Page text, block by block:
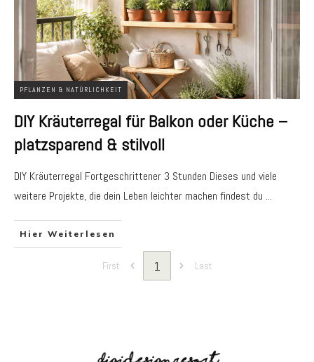
PFLANZEN & NATÜRLICHKEIT
DIY Kräuterregal für Balkon oder Küche –
platzsparend & stilvoll
DIY Kräuterregal Fortgeschrittener 3 Stunden Dieses und viele
weitere Projekte, die dein Leben leichter machen findest du ...
Hier Weiterlesen
First 1 Last